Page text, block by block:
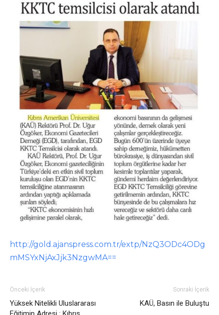
http://gold.ajanspress.com.tr/extp/NzQ3ODc4ODg
mMSYxNjAxJjk3NzgwMA==
Önceki İçerik
Yüksek Nitelikli Uluslararası
Sonraki İçerik
KAÜ, Basın ile Buluştu